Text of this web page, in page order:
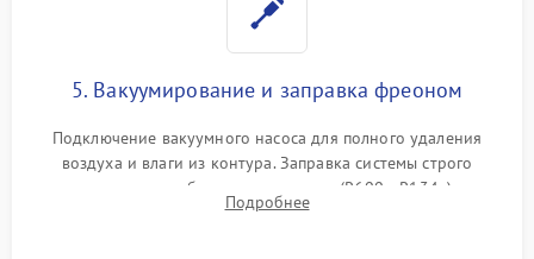
5. Вакуумирование и заправка фреоном
Подключение вакуумного насоса для полного удаления
воздуха и влаги из контура. Заправка системы строго
дозированным объемом хладагента (R600a, R134a) по
электронным весам. Контроль рабочего давления в системе.
Подробнее